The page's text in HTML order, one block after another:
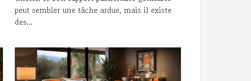
peut sembler une tâche ardue, mais il existe
des...